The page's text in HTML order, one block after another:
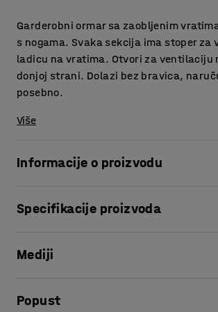
Garderobni ormar sa zaobljenim
s nogama. Svaka sekcija ima stoper za
ladicu na vratima. Otvori za ventilaciju
donjoj strani. Dolazi bez bravica,
posebno.
Više
Informacije o proizvodu
metalik završnom obradom daju
postaviti i na ulaze, te tako
Mala ladica na vratima idealna je za
Specifikacije proizvoda
Širina:
Vrsta vrata
Mediji
Popust